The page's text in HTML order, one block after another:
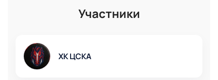
покупку онлайн и гарантированно попасть на
Участники
ХК ЦСКА